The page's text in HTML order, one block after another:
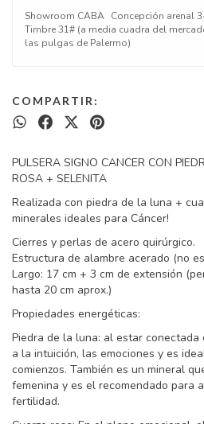
Showroom CABA Concepción arenal
Timbre 31# (a media cuadra del
las pulgas de Palermo)
COMPARTIR:
PULSERA SIGNO CANCER CON
ROSA + SELENITA
Realizada con piedra de la luna +
minerales ideales para Cáncer!
Cierres y perlas de acero quirúrgico.
Estructura de alambre acerado (no
Largo: 17 cm + 3 cm de extensión
hasta 20 cm aprox.)
Propiedades energéticas:
Piedra de la luna: al estar
a la intuición, las emociones y es
comienzos. También es un mineral
femenina y es el recomendado para
fertilidad.